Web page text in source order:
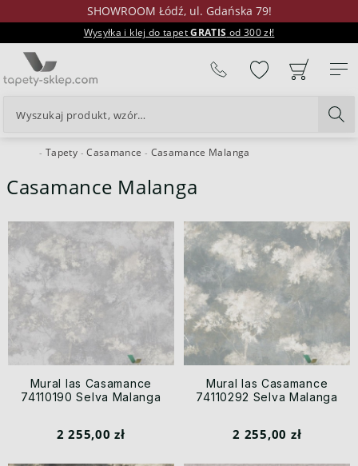
SHOWROOM Łódź, ul. Gdańska 79!
Wysyłka i klej do tapetGRATIS od 300 zł!
24H Tapety Casamance Casamance Malanga
Casamance Malanga
Mural las Casamance
74110190 Selva Malanga
2 255,00 zł
Mural las Casamance
74110292 Selva Malanga
2 255,00 zł